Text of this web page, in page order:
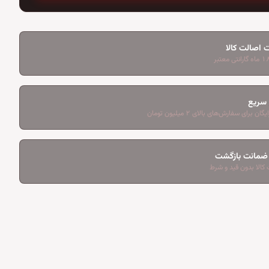
اصالت کالا
سریع
برای سفارش‌های بالای ۲ میلیون تومان
کالا بدون قید و شرط